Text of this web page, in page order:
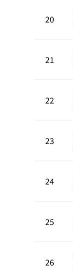
20
21
22
23
24
25
26